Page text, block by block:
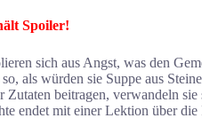
Spoiler!
sich aus Angst, was den
als würden sie Suppe aus
beitragen, verwandeln
endet mit einer Lektion über